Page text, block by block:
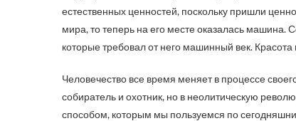
естественных ценностей, поскольку пришли
мира, то теперь на его месте оказалась машина.
которые требовал от него машинный век.
Человечество все время меняет в процессе
собиратель и охотник, но в неолитическую
способом, которым мы пользуемся по